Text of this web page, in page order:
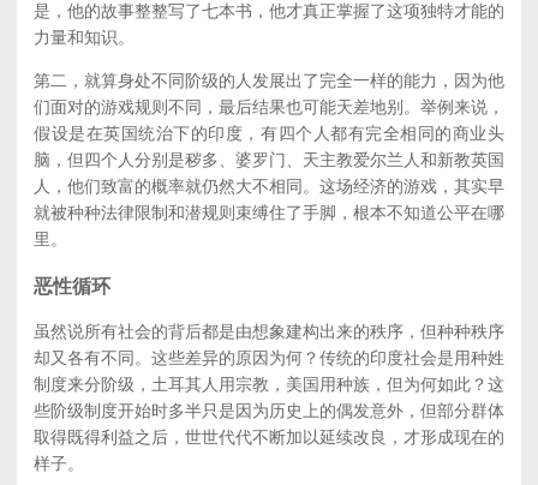
是，他的故事整整写了七本书，他才真正掌握了这项独特才能的
力量和知识。
第二，就算身处不同阶级的人发展出了完全一样的能力，因为他
们面对的游戏规则不同，最后结果也可能天差地别。举例来说，
假设是在英国统治下的印度，有四个人都有完全相同的商业头
脑，但四个人分别是秽多、婆罗门、天主教爱尔兰人和新教英国
人，他们致富的概率就仍然大不相同。这场经济的游戏，其实早
就被种种法律限制和潜规则束缚住了手脚，根本不知道公平在哪
里。
恶性循环
虽然说所有社会的背后都是由想象建构出来的秩序，但种种秩序
却又各有不同。这些差异的原因为何？传统的印度社会是用种姓
制度来分阶级，土耳其人用宗教，美国用种族，但为何如此？这
些阶级制度开始时多半只是因为历史上的偶发意外，但部分群体
取得既得利益之后，世世代代不断加以延续改良，才形成现在的
样子。